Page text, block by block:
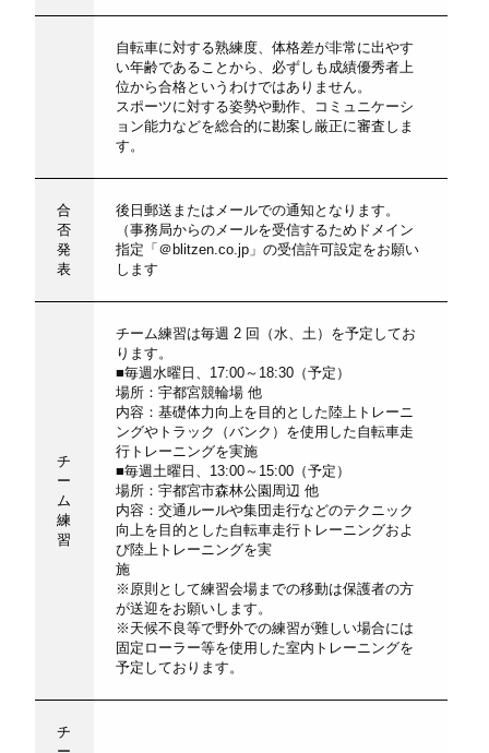
自転車に対する熟練度、体格差が非常に出やす
い年齢であることから、必ずしも成績優秀者上
位から合格というわけではありません。
スポーツに対する姿勢や動作、コミュニケーシ
ョン能力などを総合的に勘案し厳正に審査しま
す。
合
否
発
表
後日郵送またはメールでの通知となります。
（事務局からのメールを受信するためドメイン
指定「＠blitzen.co.jp」の受信許可設定をお願い
します
チ
ー
ム
練
習
チーム練習は毎週 2 回（水、土）を予定してお
ります。
■毎週水曜日、17:00～18:30（予定）
場所：宇都宮競輪場 他
内容：基礎体力向上を目的とした陸上トレーニ
ングやトラック（バンク）を使用した自転車走
行トレーニングを実施
■毎週土曜日、13:00～15:00（予定）
場所：宇都宮市森林公園周辺 他
内容：交通ルールや集団走行などのテクニック
向上を目的とした自転車走行トレーニングおよ
び陸上トレーニングを実
施
※原則として練習会場までの移動は保護者の方
が送迎をお願いします。
※天候不良等で野外での練習が難しい場合には
固定ローラー等を使用した室内トレーニングを
予定しております。
チ